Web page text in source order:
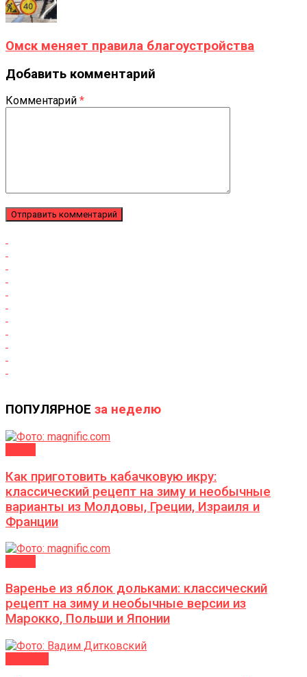
Омск меняет правила благоустройства
Добавить комментарий
Комментарий *
ПОПУЛЯРНОЕ за неделю
Как приготовить кабачковую икру:
классический рецепт на зиму и необычные
варианты из Молдовы, Греции, Израиля и
Франции
Варенье из яблок дольками: классический
рецепт на зиму и необычные версии из
Марокко, Польши и Японии